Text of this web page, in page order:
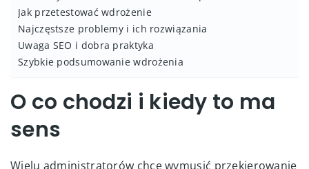
Jak przetestować wdrożenie
Najczęstsze problemy i ich rozwiązania
Uwaga SEO i dobra praktyka
Szybkie podsumowanie wdrożenia
O co chodzi i kiedy to ma
sens
Wielu administratorów chce wymusić przekierowanie